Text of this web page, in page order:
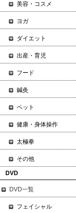
美容・コスメ
ヨガ
ダイエット
出産・育児
フード
鍼灸
ペット
健康・身体操作
太極拳
その他
DVD
DVD一覧
フェイシャル